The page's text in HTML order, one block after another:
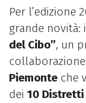
Per l’edizione
grande novità:
del Cibo”, un
Piemonteche
dei 10